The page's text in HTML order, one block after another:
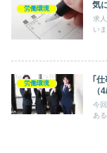
労働環境 気
求
い
労働環境
｢
（
今
あ